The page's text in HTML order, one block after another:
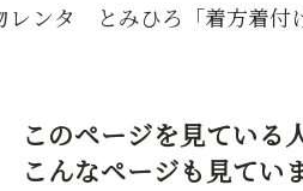
ンタ とみひろ「着方着付
このページを見ている
こんなページも見てい